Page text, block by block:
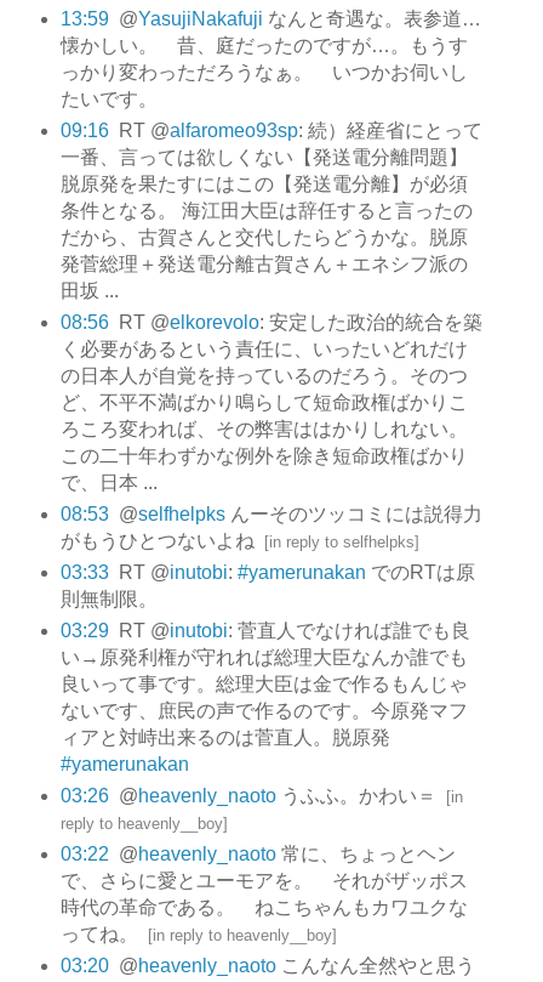
13:59 @YasujiNakafuji なんと奇遇な。表参道…
懐かしい。 昔、庭だったのですが…。もうす
っかり変わっただろうなぁ。 いつかお伺いし
たいです。
09:16
RT @alfaromeo93sp: 続）経産省にとって
一番、言っては欲しくない【発送電分離問題】
脱原発を果たすにはこの【発送電分離】が必須
条件となる。 海江田大臣は辞任すると言ったの
だから、古賀さんと交代したらどうかな。脱原
発菅総理＋発送電分離古賀さん＋エネシフ派の
田坂 ...
08:56
RT @elkorevolo: 安定した政治的統合を築
く必要があるという責任に、いったいどれだけ
の日本人が自覚を持っているのだろう。そのつ
ど、不平不満ばかり鳴らして短命政権ばかりこ
ろころ変われば、その弊害ははかりしれない。
この二十年わずかな例外を除き短命政権ばかり
で、日本 ...
08:53 @selfhelpksんーそのツッコミには説得力
がもうひとつないよね [in reply to selfhelpks]
03:33 RT @inutobi: #yamerunakan でのRTは原
則無制限。
03:29
RT @inutobi: 菅直人でなければ誰でも良
い→原発利権が守れれば総理大臣なんか誰でも
良いって事です。総理大臣は金で作るもんじゃ
ないです、庶民の声で作るのです。今原発マフ
ィアと対峙出来るのは菅直人。脱原発
#yamerunakan
03:26 @heavenly_naotoうふふ。かわい＝ [in
reply to heavenly__boy]
03:22 @heavenly_naoto常に、ちょっとヘン
で、さらに愛とユーモアを。 それがザッポス
時代の革命である。 ねこちゃんもカワユクな
ってね。
[in reply to heavenly__boy]
03:20 @heavenly_naotoこんなん全然やと思う